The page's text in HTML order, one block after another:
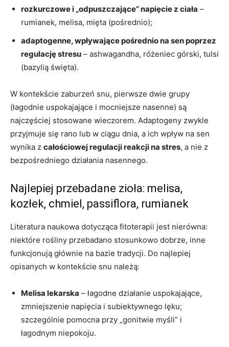
rozkurczowe i „odpuszczające” napięcie z ciała –
rumianek, melisa, mięta (pośrednio);
adaptogenne, wpływające pośrednio na sen poprzez
regulację stresu – ashwagandha, różeniec górski, tulsi
(bazylią święta).
W kontekście zaburzeń snu, pierwsze dwie grupy
(łagodnie uspokajające i mocniejsze nasenne) są
najczęściej stosowane wieczorem. Adaptogeny zwykle
przyjmuje się rano lub w ciągu dnia, a ich wpływ na sen
wynika z całościowej regulacji reakcji na stres, a nie z
bezpośredniego działania nasennego.
Najlepiej przebadane zioła: melisa,
kozłek, chmiel, passiflora, rumianek
Literatura naukowa dotycząca fitoterapii jest nierówna:
niektóre rośliny przebadano stosunkowo dobrze, inne
funkcjonują głównie na bazie tradycji. Do najlepiej
opisanych w kontekście snu należą:
Melisa lekarska – łagodne działanie uspokajające,
zmniejszenie napięcia i subiektywnego lęku;
szczególnie pomocna przy „gonitwie myśli” i
łagodnym niepokoju.